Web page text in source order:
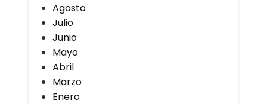
Agosto
Julio
Junio
Mayo
Abril
Marzo
Enero